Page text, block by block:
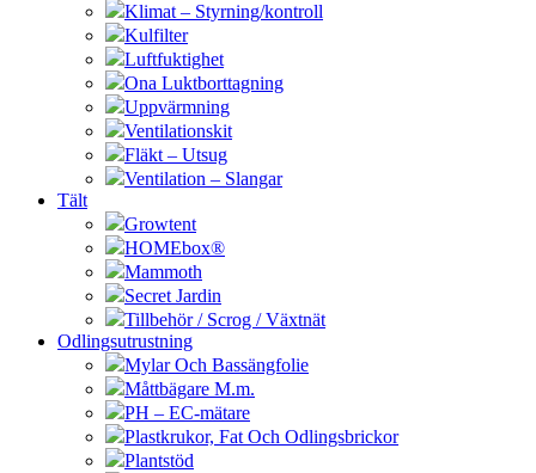
Klimat – Styrning/kontroll
Kulfilter
Luftfuktighet
Ona Luktborttagning
Uppvärmning
Ventilationskit
Fläkt – Utsug
Ventilation – Slangar
Tält
Growtent
HOMEbox®
Mammoth
Secret Jardin
Tillbehör / Scrog / Växtnät
Odlingsutrustning
Mylar Och Bassängfolie
Måttbägare M.m.
PH – EC-mätare
Plastkrukor, Fat Och Odlingsbrickor
Plantstöd